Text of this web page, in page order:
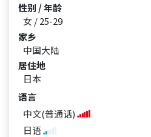
性别 / 年龄
女 / 25-29
家乡
中国大陆
居住地
日本
语言
中文(普通话)
日语